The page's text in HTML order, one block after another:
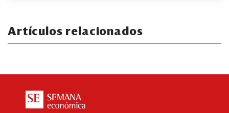
Artículos relacionados